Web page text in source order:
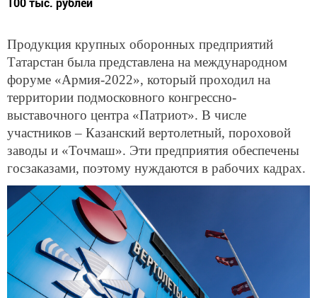
Продукция крупных оборонных предприятий
Татарстан была представлена на международном
форуме «Армия-2022», который проходил на
территории подмосковного конгрессно-
выставочного центра «Патриот». В числе
участников – Казанский вертолетный, пороховой
заводы и «Точмаш». Эти предприятия обеспечены
госзаказами, поэтому нуждаются в рабочих кадрах.